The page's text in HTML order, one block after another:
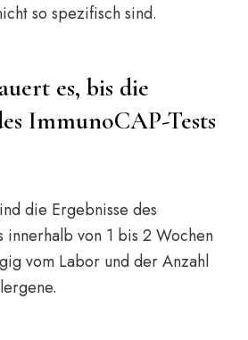
so spezifisch sind.
es, bis die
ImmunoCAP-Tests
die Ergebnisse des
innerhalb von 1 bis 2 Wochen
vom Labor und der Anzahl